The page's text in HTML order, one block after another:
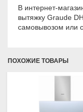
В интернет-
вытяжку Graude
самовывозом или
ПОХОЖИЕ ТОВАРЫ